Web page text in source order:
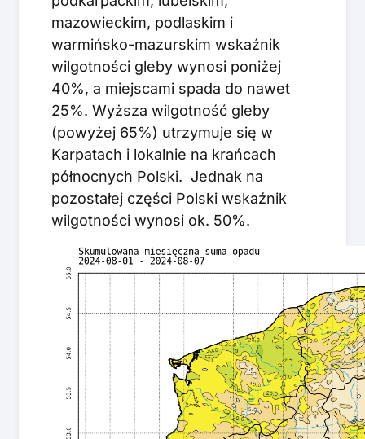
mazowieckim, podlaskim i
warmińsko-mazurskim wskaźnik
wilgotności gleby wynosi poniżej
40%, a miejscami spada do nawet
25%. Wyższa wilgotność gleby
(powyżej 65%) utrzymuje się w
Karpatach i lokalnie na krańcach
północnych Polski. Jednak na
pozostałej części Polski wskaźnik
wilgotności wynosi ok. 50%.